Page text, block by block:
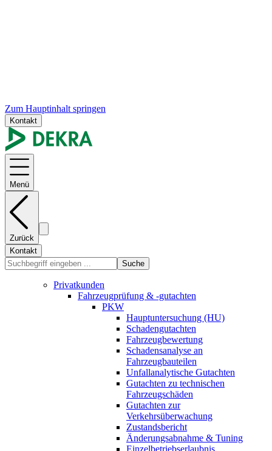
Zum Hauptinhalt springen
Kontakt
Menü
Zurück
Kontakt
Suche
Privatkunden
Fahrzeugprüfung & -gutachten
PKW
Hauptuntersuchung (HU)
Schadengutachten
Fahrzeugbewertung
Schadensanalyse an
Fahrzeugbauteilen
Unfallanalytische Gutachten
Gutachten zu technischen
Fahrzeugschäden
Gutachten zur
Verkehrsüberwachung
Zustandsbericht
Änderungsabnahme & Tuning
Einzelbetriebserlaubnis